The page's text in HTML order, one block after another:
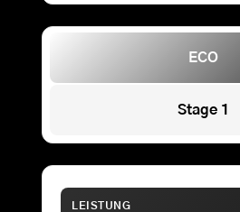
ECO
Stage 1
LEISTUNG